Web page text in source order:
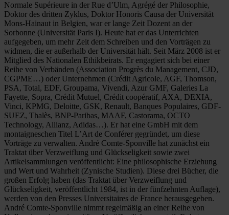
Normale Supérieure in der Rue d’Ulm, Agrégé der Philosophie,
Doktor des dritten Zyklus, Doktor Honoris Causa der Universität
Mons-Hainaut in Belgien, war er lange Zeit Dozent an der
Sorbonne (Universität Paris I). Heute hat er das Unterrichten
aufgegeben, um mehr Zeit dem Schreiben und den Vorträgen zu
widmen, die er außerhalb der Universität hält. Seit März 2008 ist er
Mitglied des Nationalen Ethikbeirats. Er engagiert sich bei einer
Reihe von Verbänden (Association Progrès du Management, CJD,
CGPME…) oder Unternehmen (Crédit Agricole, AGF, Thomson,
PSA, Total, EDF, Groupama, Vivendi, Azur GMF, Galeries La
Fayette, Sopra, Crédit Mutuel, Crédit coopératif, AXA, DEXIA,
Vinci, KPMG, Deloitte, GSK, Renault, Banques Populaires, GDF-
SUEZ, Thalès, BNP-Paribas, MAAF, Castorama, OCTO
Technology, Allianz, Adidas…). Er hat eine GmbH mit dem
montaigneschen Titel L’Art de Conférer gegründet, um diese
Vorträge zu verwalten. André Comte-Sponville hat zunächst ein
Traktat über Verzweiflung und Glückseligkeit sowie zwei
Artikelsammlungen veröffentlicht: Eine philosophische Erziehung
und Wert und Wahrheit (Zynische Studien). Diese drei Bücher, die
großen Erfolg haben (das Traktat über Verzweiflung und
Glückseligkeit, veröffentlicht 1984, ist in der fünfzehnten Auflage),
werden von den Presses Universitaires de France herausgegeben.
André Comte-Sponville nimmt regelmäßig an einer Reihe von